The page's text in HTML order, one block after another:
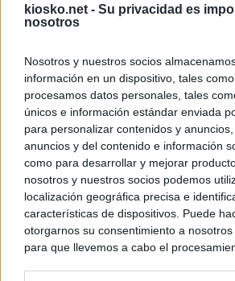
kiosko.net - Su privacidad es
nosotros
Nosotros y nuestros socios
información en un dispositivo, tales
procesamos datos personales, tales
únicos e información estándar enviada
para personalizar contenidos y
anuncios y del contenido e información
como para desarrollar y mejorar
nosotros y nuestros socios podemos
localización geográfica precisa e
características de dispositivos. Puede
otorgarnos su consentimiento a
para que llevemos a cabo el